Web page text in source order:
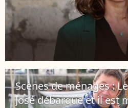
Scènes de ménages :
José débarque et il est